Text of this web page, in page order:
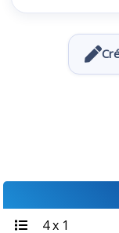
4 x 1